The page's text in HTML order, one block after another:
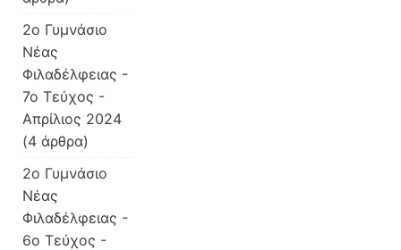
2ο Γυμνάσιο
Νέας
Φιλαδέλφειας -
7ο Τεύχος -
Απρίλιος 2024
(4 άρθρα)
2ο Γυμνάσιο
Νέας
Φιλαδέλφειας -
6ο Τεύχος -